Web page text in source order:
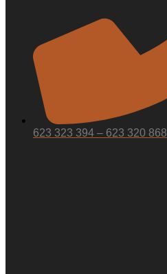
623 323 394 – 623 320 868